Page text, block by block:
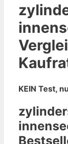
KEIN Test,